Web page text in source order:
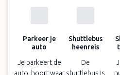
Parkeer je
auto
Je parkeert de
auto, hoort waar
Shuttlebus
heenreis
De
shuttlebus is